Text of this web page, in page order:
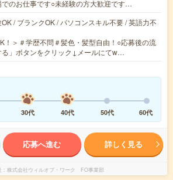
でのお仕事です○未経験の方大歓迎です…
/ ブランクOK / パソコンスキル不要 / 英語力不
！＞＃学歴不問＃髪色・髪型自由！○応募後の流
る」ボタンをクリック↓メールにてw…
30代 40代 50代 60代
応募へ進む 詳しく見る
株式会社ウィルオブ・ワーク FO事業部